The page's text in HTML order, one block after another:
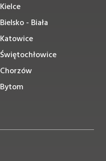
Kielce
Bielsko - Biała
Katowice
Świętochłowice
Chorzów
Bytom